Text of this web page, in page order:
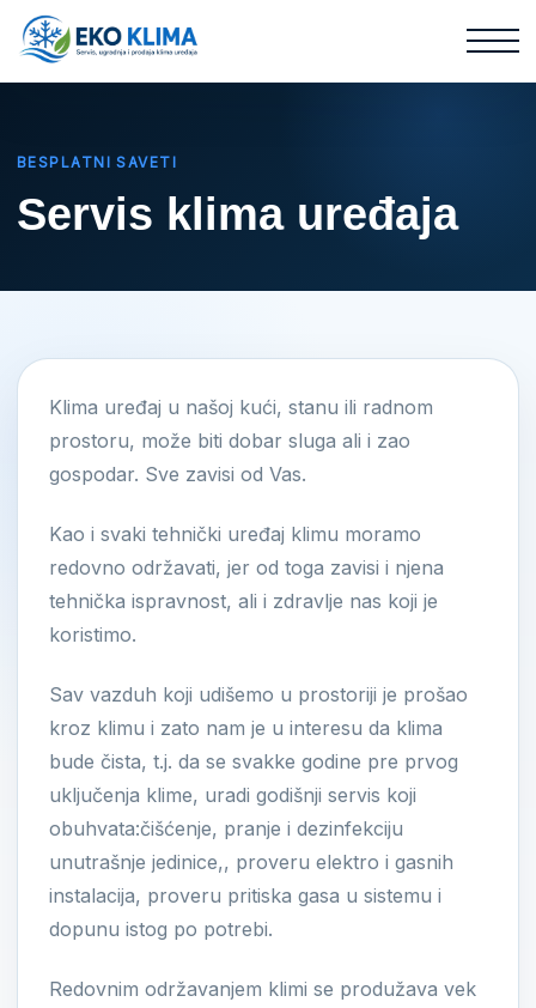
BESPLATNI SAVETI
Servis klima uređaja
Klima uređaj u našoj kući, stanu ili radnom
prostoru, može biti dobar sluga ali i zao
gospodar. Sve zavisi od Vas.
Kao i svaki tehnički uređaj klimu moramo
redovno održavati, jer od toga zavisi i njena
tehnička ispravnost, ali i zdravlje nas koji je
koristimo.
Sav vazduh koji udišemo u prostoriji je prošao
kroz klimu i zato nam je u interesu da klima
bude čista, t.j. da se svakke godine pre prvog
uključenja klime, uradi godišnji servis koji
obuhvata:čišćenje, pranje i dezinfekciju
unutrašnje jedinice,, proveru elektro i gasnih
instalacija, proveru pritiska gasa u sistemu i
dopunu istog po potrebi.
Redovnim održavanjem klimi se produžava vek